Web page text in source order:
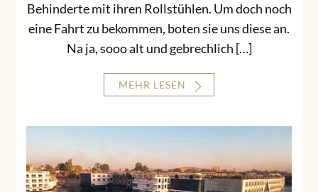
Behinderte mit ihren Rollstühlen. Um doch noch
eine Fahrt zu bekommen, boten sie uns diese an.
Na ja, sooo alt und gebrechlich […]
MEHR LESEN